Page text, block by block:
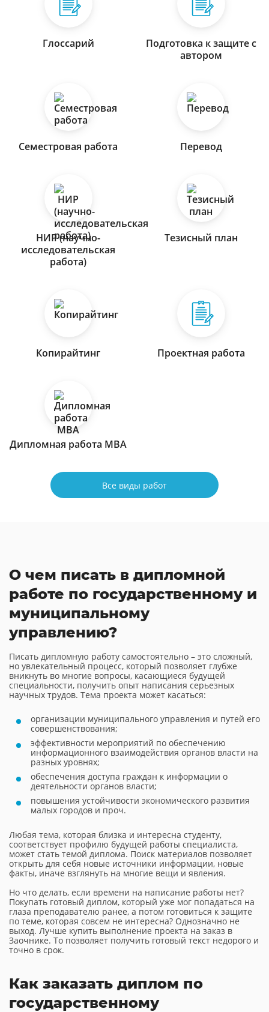
Глоссарий
Подготовка к защите с
автором
Семестровая работа Перевод
НИР (научно-
исследовательская
работа)
Тезисный план
Копирайтинг Проектная работа
Дипломная работа МВА
Все виды работ
О чем писать в дипломной
работе по государственному и
муниципальному
управлению?
Писать дипломную работу самостоятельно – это сложный,
но увлекательный процесс, который позволяет глубже
вникнуть во многие вопросы, касающиеся будущей
специальности, получить опыт написания серьезных
научных трудов. Тема проекта может касаться:
организации муниципального управления и путей его
совершенствования;
эффективности мероприятий по обеспечению
информационного взаимодействия органов власти на
разных уровнях;
обеспечения доступа граждан к информации о
деятельности органов власти;
повышения устойчивости экономического развития
малых городов и проч.
Любая тема, которая близка и интересна студенту,
соответствует профилю будущей работы специалиста,
может стать темой диплома. Поиск материалов позволяет
открыть для себя новые источники информации, новые
факты, иначе взглянуть на многие вещи и явления.
Но что делать, если времени на написание работы нет?
Покупать готовый диплом, который уже мог попадаться на
глаза преподавателю ранее, а потом готовиться к защите
по теме, которая совсем не интересна? Однозначно не
выход. Лучше купить выполнение проекта на заказ в
Заочнике. То позволяет получить готовый текст недорого и
точно в срок.
Как заказать диплом по
государственному